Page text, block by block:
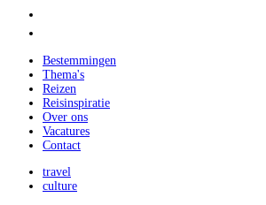
Bestemmingen
Thema's
Reizen
Reisinspiratie
Over ons
Vacatures
Contact
travel
culture